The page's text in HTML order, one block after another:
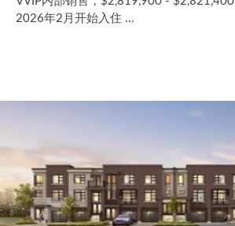
2026年2月开始入住 ...